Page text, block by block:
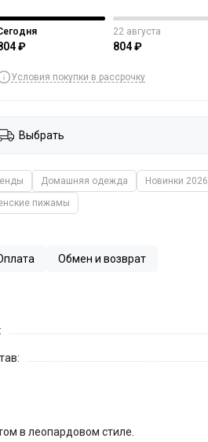
₽
22 августа
804 ₽
Условия покупки в рассрочку
Выбрать
Домашняя одежда Новинки 2026
пижамы
Обмен и возврат
в леопардовом стиле.